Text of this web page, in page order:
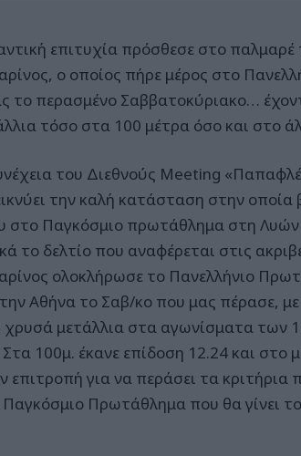
επιτυχία πρόσθεσε στο παλμαρέ
ο οποίος πήρε μέρος στο
το περασμένο Σαββατοκύριακο…
τόσο στα 100 μέτρα όσο και στο
του Διεθνούς Meeting
την καλή κατάσταση στην οποία
στο Παγκόσμιο πρωτάθλημα στη Λυών
το δελτίο που αναφέρεται στις
ολοκλήρωσε το Πανελλήνιο
Αθήνα το Σαβ/κο που μας πέρασε,
μετάλλια στα αγωνίσματα των
100μ. έκανε επίδοση 12.24 και στο
επιτροπή για να περάσει τα κριτήρια
Πρωτάθλημα που θα γίνει